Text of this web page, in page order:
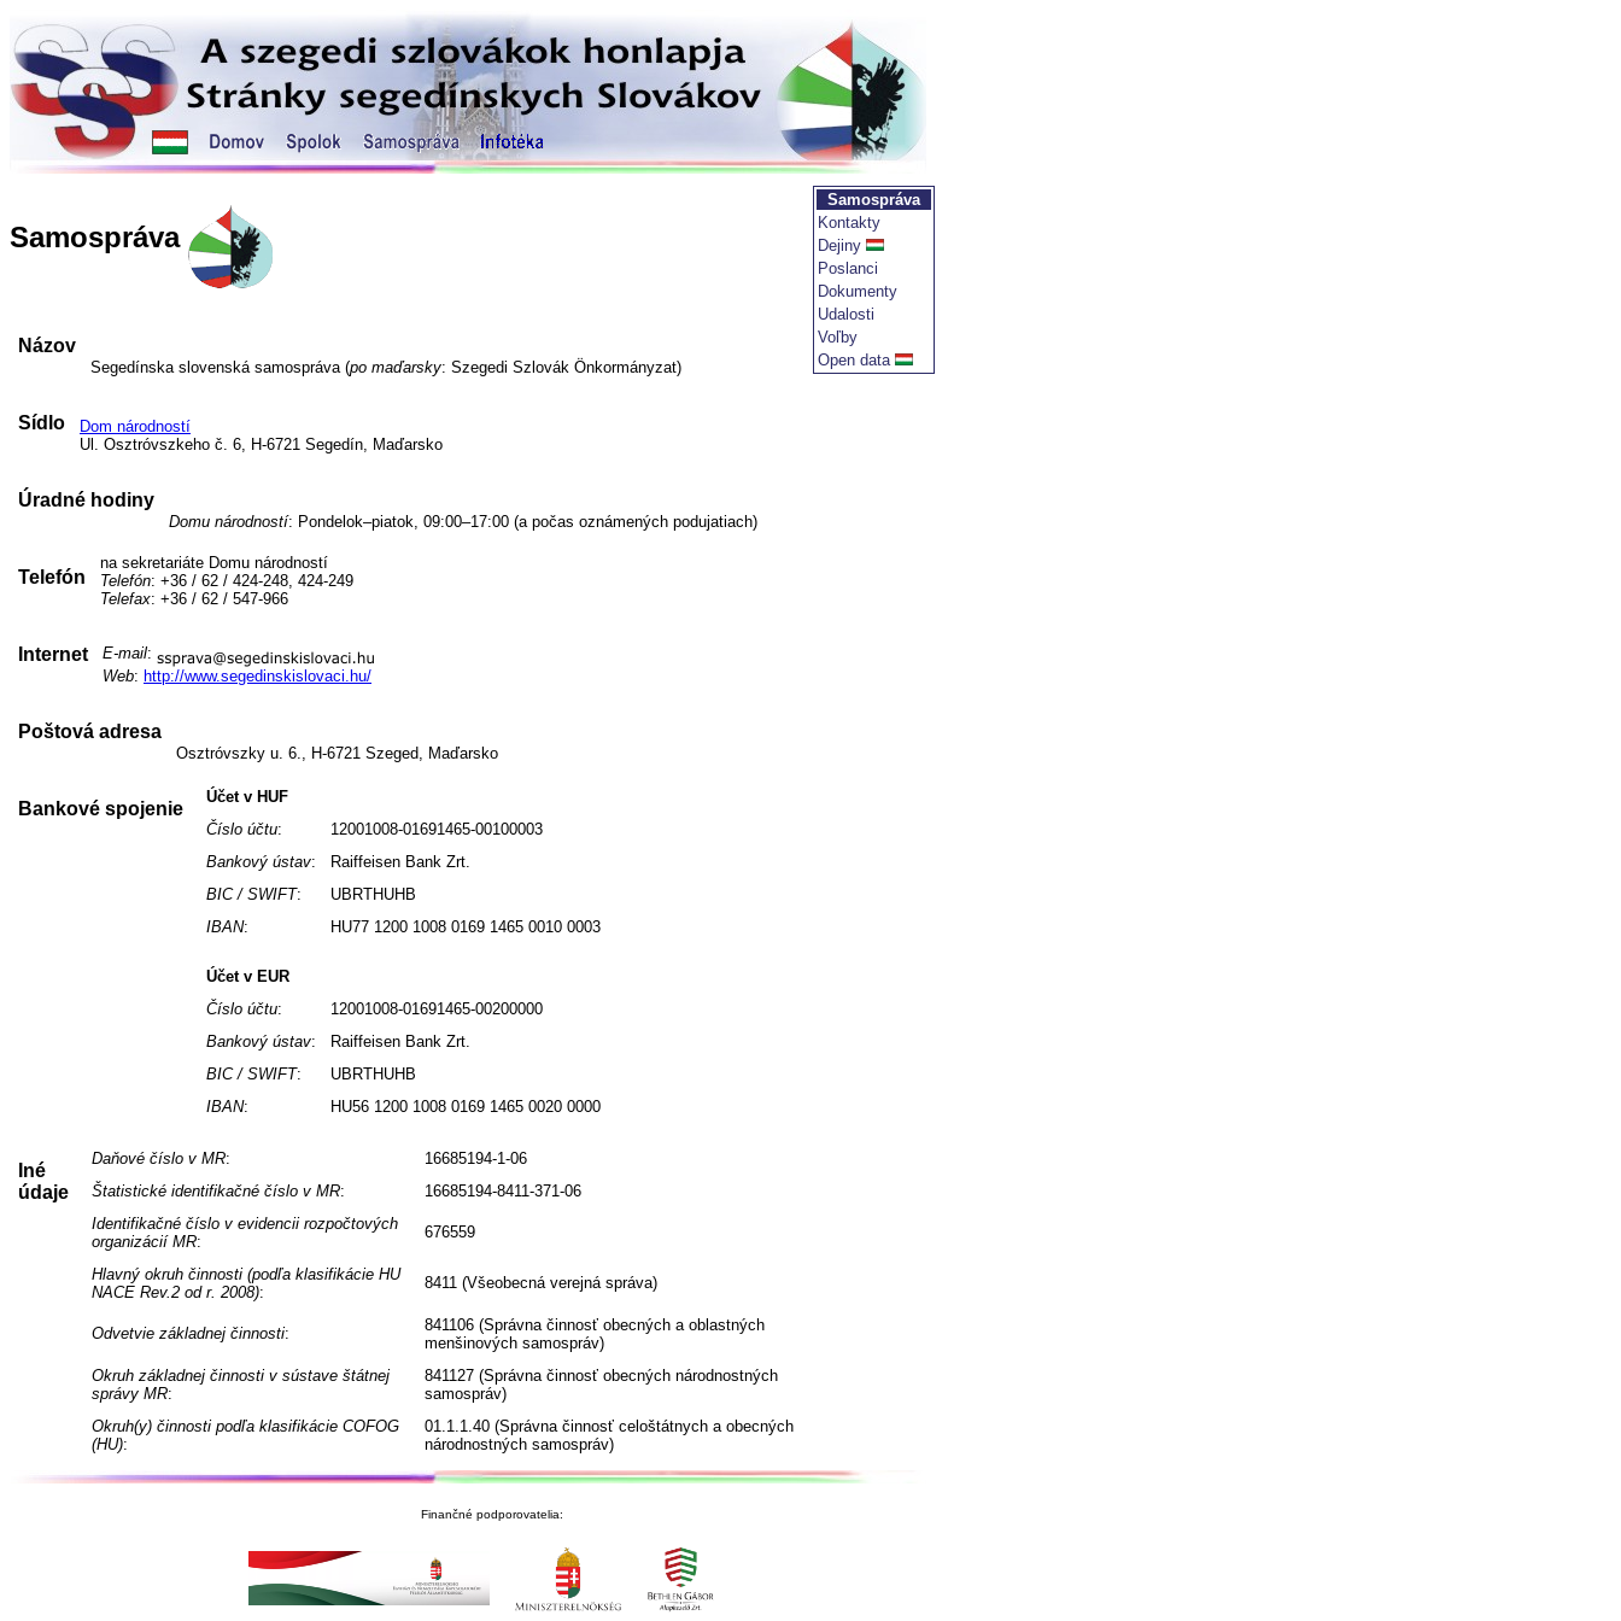
Samospráva
Názov
Segedínska slovenská samospráva (po maďarsky: Szegedi Szlovák Önkormányzat)
Sídlo
Dom národností
Ul. Osztróvszkeho č. 6, H-6721 Segedín, Maďarsko
Úradné hodiny
Domu národností: Pondelok–piatok, 09:00–17:00 (a počas oznámených podujatiach)
Telefón
na sekretariáte Domu národností
Telefón: +36 / 62 / 424-248, 424-249
Telefax: +36 / 62 / 547-966
Internet E-mail:
Web: http://www.segedinskislovaci.hu/
Poštová adresa
Osztróvszky u. 6., H-6721 Szeged, Maďarsko
Bankové spojenie
Účet v HUF
Číslo účtu:
12001008-01691465-00100003
Bankový ústav:
Raiffeisen Bank Zrt.
BIC / SWIFT:
UBRTHUHB
IBAN: HU77 1200 1008 0169 1465 0010 0003
Účet v EUR
Číslo účtu:
12001008-01691465-00200000
Bankový ústav:
Raiffeisen Bank Zrt.
BIC / SWIFT:
UBRTHUHB
IBAN: HU56 1200 1008 0169 1465 0020 0000
Iné
údaje
Daňové číslo v MR:
16685194-1-06
Štatistické identifikačné číslo v MR:
16685194-8411-371-06
Identifikačné číslo v evidencii rozpočtových
organizácií MR:
676559
Hlavný okruh činnosti (podľa klasifikácie HU
NACE Rev.2 od r. 2008):
8411 (Všeobecná verejná správa)
Odvetvie základnej činnosti:
841106 (Správna činnosť obecných a oblastných
menšinových samospráv)
Okruh základnej činnosti v sústave štátnej
správy MR:
841127 (Správna činnosť obecných národnostných
samospráv)
Okruh(y) činnosti podľa klasifikácie COFOG
(HU):
01.1.1.40 (Správna činnosť celoštátnych a obecných
národnostných samospráv)
Samospráva
Kontakty
Dejiny
Poslanci
Dokumenty
Udalosti
Voľby
Open data
Finančné podporovatelia: